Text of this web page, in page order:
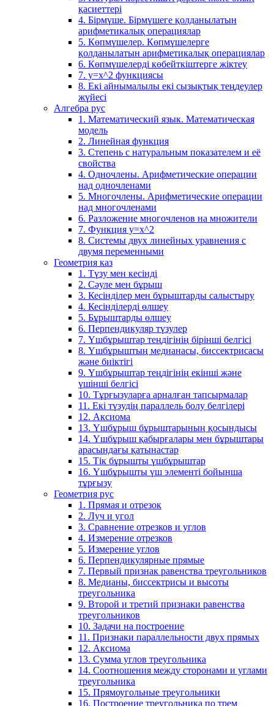
қасиеттері
4. Бірмүше. Бірмүшеге қолданылатын
арифметикалық операциялар
5. Көпмүшелер. Көпмүшелерге
қолданылатын арифметикалық операциялар
6. Көпмүшелерді көбейткіштерге жіктеу
7. у=х^2 функциясы
8. Екі айнымалылы екі сызықтық теңдеулер
жүйесі
Алгебра рус
1. Математический язык. Математическая
модель
2. Линейная функция
3. Степень с натуральным показателем и её
свойства
4. Одночлены. Арифметические операции
над одночленами
5. Многочлены. Арифметические операции
над многочленами
6. Разложение многочленов на множители
7. Функция y=x^2
8. Системы двух линейных уравнения с
двумя переменными
Геометрия каз
1. Түзу мен кесінді
2. Сәуле мен бұрыш
3. Кесінділер мен бұрыштарды салыстыру
4. Кесінділерді өлшеу
5. Бұрыштарды өлшеу
6. Перпендикуляр түзулер
7. Үшбұрыштар теңдігінің бірінші белгісі
8. Үшбұрыштың медианасы, биссектрисасы
және биіктігі
9. Үшбұрыштар теңдігінің екінші және
үшінші белгісі
10. Тұрғызуларға арналған тапсырмалар
11. Екі түзудің параллель болу белгілері
12. Аксиома
13. Үшбұрыш бұрыштарының қосындысы
14. Үшбұрыш қабырғалары мен бұрыштары
арасындағы қатынастар
15. Тік бұрышты үшбұрыштар
16. Үшбұрышты үш элементі бойынша
тұрғызу
Геометрия рус
1. Прямая и отрезок
2. Луч и угол
3. Сравнение отрезков и углов
4. Измерение отрезков
5. Измерение углов
6. Перпендикулярные прямые
7. Первый признак равенства треугольников
8. Медианы, биссектрисы и высоты
треугольника
9. Второй и третий признаки равенства
треугольников
10. Задачи на построение
11. Признаки параллельности двух прямых
12. Аксиома
13. Сумма углов треугольника
14. Соотношения между сторонами и углами
треугольника
15. Прямоугольные треугольники
16. Построение треугольника по трем